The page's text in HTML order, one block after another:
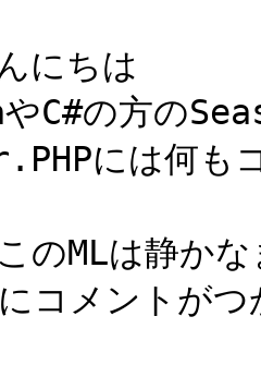
にちは
C#の方の
には何も
のMLは静か
コメントが